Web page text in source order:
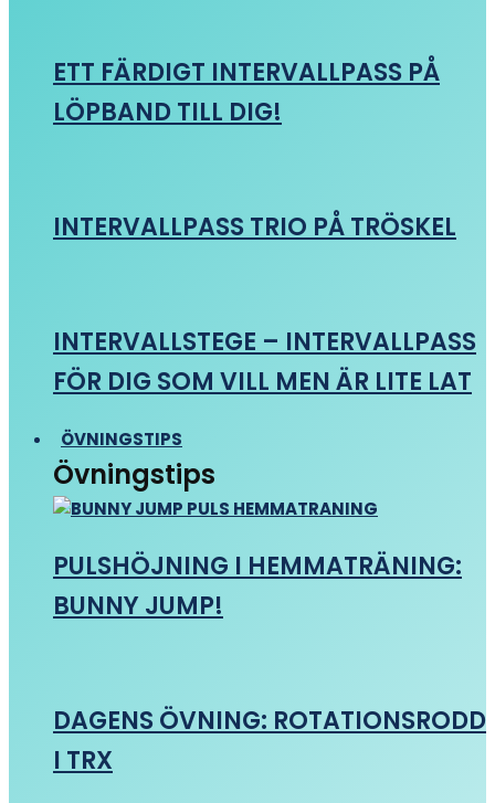
ETT FÄRDIGT INTERVALLPASS PÅ
LÖPBAND TILL DIG!
INTERVALLPASS TRIO PÅ TRÖSKEL
INTERVALLSTEGE – INTERVALLPASS
FÖR DIG SOM VILL MEN ÄR LITE LAT
ÖVNINGSTIPS
Övningstips
PULSHÖJNING I HEMMATRÄNING:
BUNNY JUMP!
DAGENS ÖVNING: ROTATIONSRODD
I TRX